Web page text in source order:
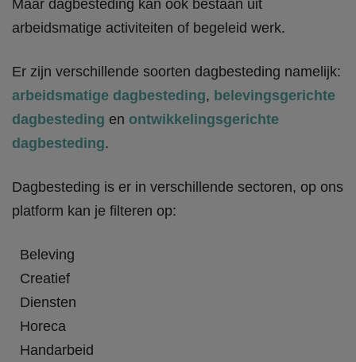
Maar dagbesteding kan ook bestaan uit
arbeidsmatige activiteiten of begeleid werk.
Er zijn verschillende soorten dagbesteding namelijk:
arbeidsmatige dagbesteding, belevingsgerichte
dagbesteding en ontwikkelingsgerichte
dagbesteding.
Dagbesteding is er in verschillende sectoren, op ons
platform kan je filteren op:
Beleving
Creatief
Diensten
Horeca
Handarbeid